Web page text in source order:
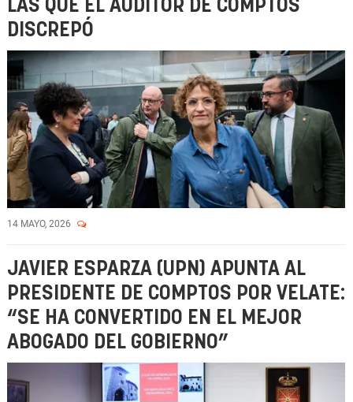
LAS QUE EL AUDITOR DE COMPTOS
DISCREPÓ
14 MAYO, 2026
JAVIER ESPARZA (UPN) APUNTA AL
PRESIDENTE DE COMPTOS POR VELATE:
“SE HA CONVERTIDO EN EL MEJOR
ABOGADO DEL GOBIERNO”